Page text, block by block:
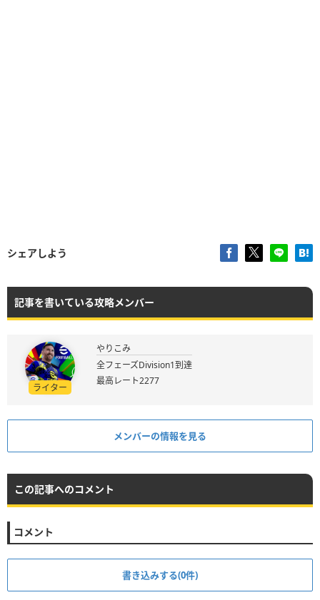
シェアしよう
記事を書いている攻略メンバー
ライター
やりこみ
全フェーズDivision1到達
最高レート2277
メンバーの情報を見る
この記事へのコメント
コメント
書き込みする(0件)